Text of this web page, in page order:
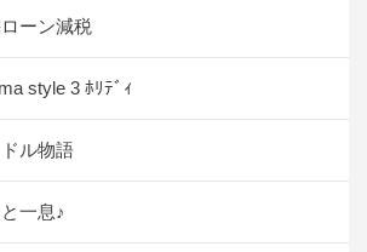
ーン減税
style 3 ﾎﾘﾃﾞｨ
ル物語
一息♪